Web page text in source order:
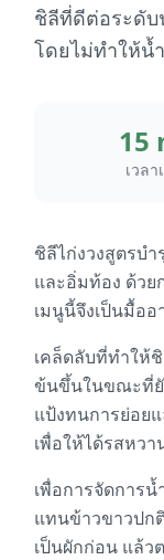
ชิลีที่ดีต่อระดับ
โดยไม่ทำให้น้
15
เวลา
ชิลีไก่งวงสูตรบ
และอิ่มท้อง ด้วย
เมนูนี้จึงเป็นมื้อ
เคล็ดลับที่ทำให้
ข้นขึ้นในขณะที่ยั
แป้งทนการย่อย
เพื่อให้ได้รสหว
เพื่อการจัดการ
แทนข้าวขาวปก
เป็นผักก่อน แล้